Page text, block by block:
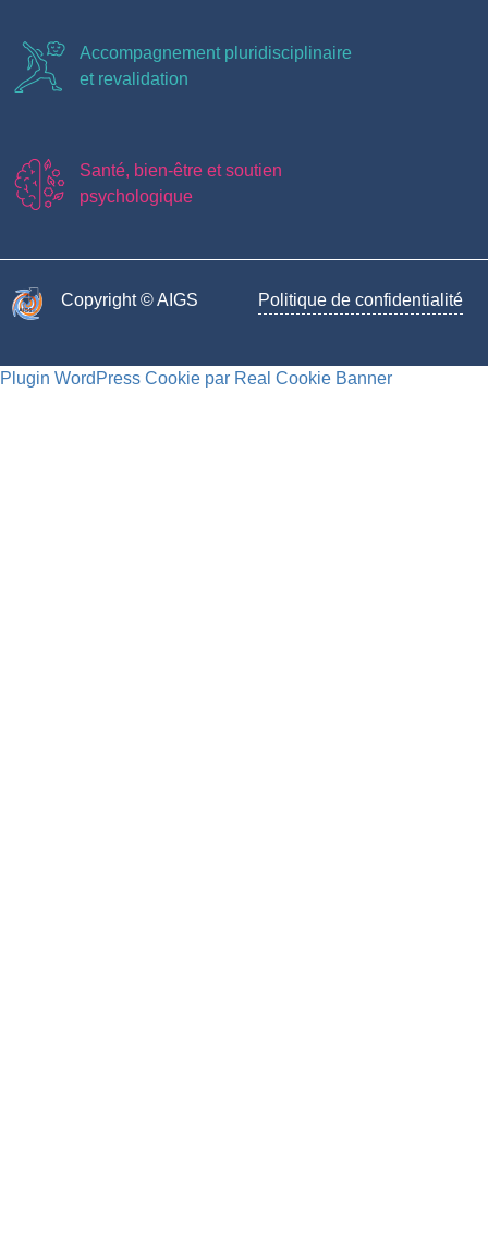
Accompagnement pluridisciplinaire
et revalidation
Santé, bien-être et soutien
psychologique
Copyright © AIGS​ Politique de confidentialité
Plugin WordPress Cookie par Real Cookie Banner